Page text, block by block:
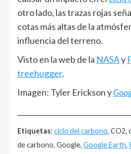
otro lado, las trazas rojas
cotas más altas de la
influencia del terreno.
Visto en la web de la NASAy
treehugger.
Imagen: Tyler Erickson y
Etiquetas: ciclo del carbono, CO2,
de carbono, Google, Google Earth,